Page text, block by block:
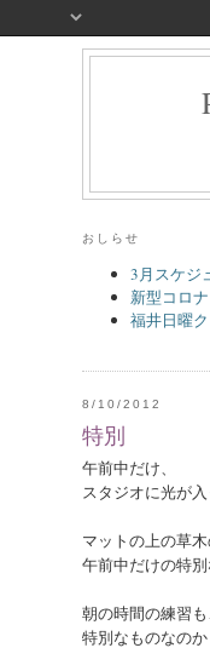
おしらせ
3月スケジ
新型コロ
福井日曜
8/10/2012
特別
午前中だけ、
スタジオに光が
マットの上の草
午前中だけの特
朝の時間の練習
特別なものなの